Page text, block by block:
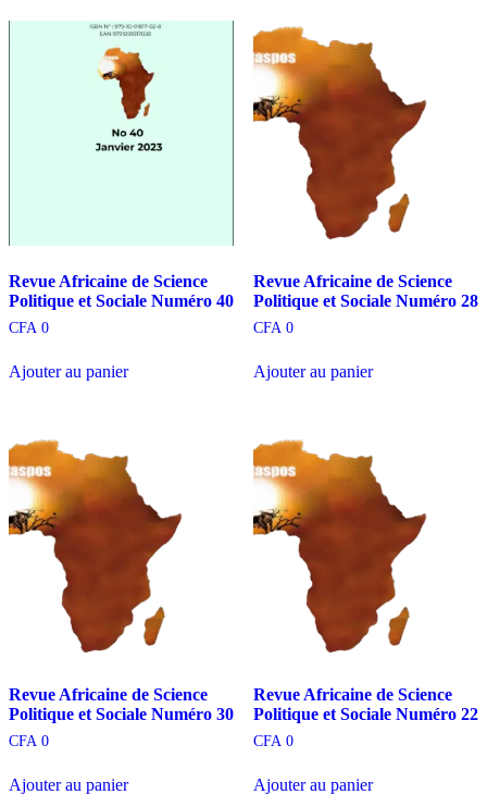
Revue Africaine de Science
Politique et Sociale Numéro 40
CFA 0
Ajouter au panier
Revue Africaine de Science
Politique et Sociale Numéro 28
CFA0
Ajouter au panier
Revue Africaine de Science
Politique et Sociale Numéro 30
CFA 0
Ajouter au panier
Revue Africaine de Science
Politique et Sociale Numéro 22
CFA0
Ajouter au panier